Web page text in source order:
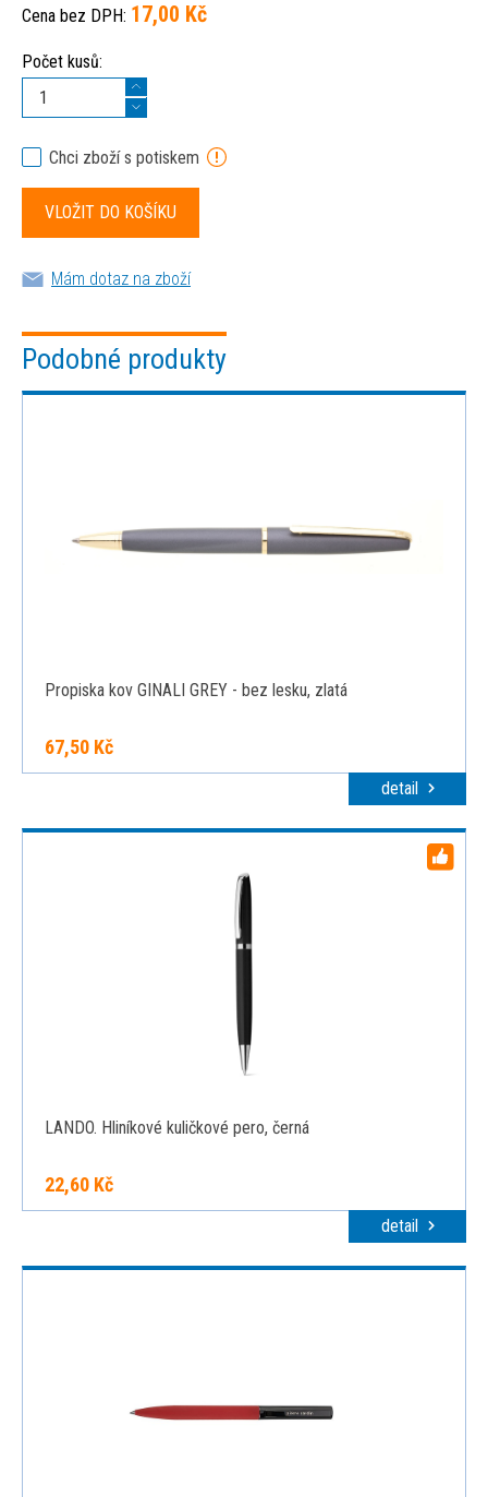
Cena bez DPH: 17,00 Kč
Počet kusů:
Chci zboží s potiskem
Mám dotaz na zboží
Podobné produkty
Propiska kov GINALI GREY - bez lesku, zlatá
67,50 Kč
detail
LANDO. Hliníkové kuličkové pero, černá
22,60 Kč
detail